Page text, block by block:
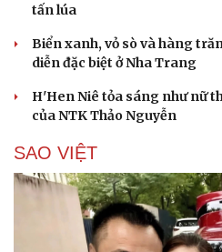
tấn lúa
Biển xanh, vỏ sò và hàng
diễn đặc biệt ở Nha Trang
H'Hen Niê tỏa sáng như nữ
của NTK Thảo Nguyễn
SAO VIỆT